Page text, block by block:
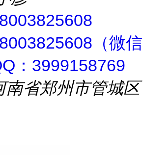
（微信
：3999158769
南省郑州市管城区